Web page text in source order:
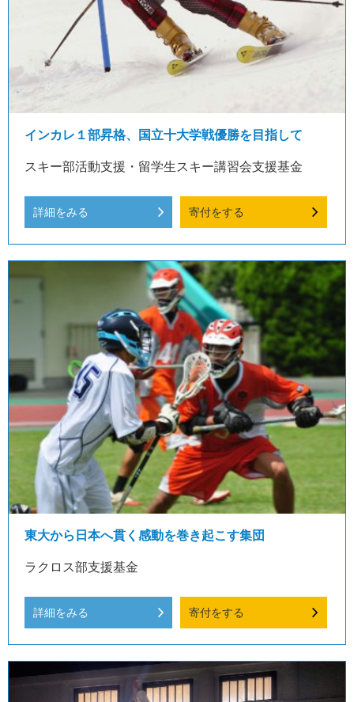
インカレ１部昇格、国立十大学戦優勝を目指して
スキー部活動支援・留学生スキー講習会支援基金
詳細をみる 寄付をする
東大から日本へ貫く感動を巻き起こす集団
ラクロス部支援基金
詳細をみる 寄付をする